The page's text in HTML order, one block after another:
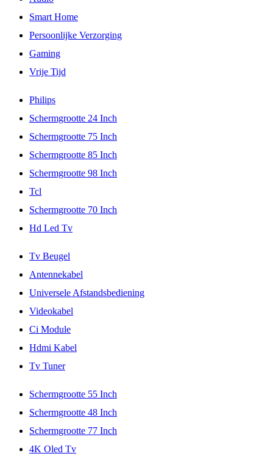
Smart Home
Persoonlijke Verzorging
Gaming
Vrije Tijd
Philips
Schermgrootte 24 Inch
Schermgrootte 75 Inch
Schermgrootte 85 Inch
Schermgrootte 98 Inch
Tcl
Schermgrootte 70 Inch
Hd Led Tv
Tv Beugel
Antennekabel
Universele Afstandsbediening
Videokabel
Ci Module
Hdmi Kabel
Tv Tuner
Schermgrootte 55 Inch
Schermgrootte 48 Inch
Schermgrootte 77 Inch
4K Oled Tv